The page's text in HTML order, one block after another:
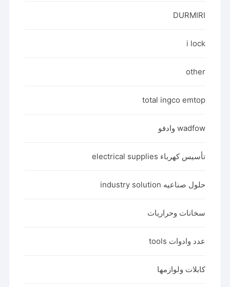
DURMIRI
i lock
other
total ingco emtop
wadfow وادفو
تأسيس كهرباء electrical supplies
حلول صناعيه industry solution
سخانات وحراريات
عدد وادوات tools
كابلات ولوازمها